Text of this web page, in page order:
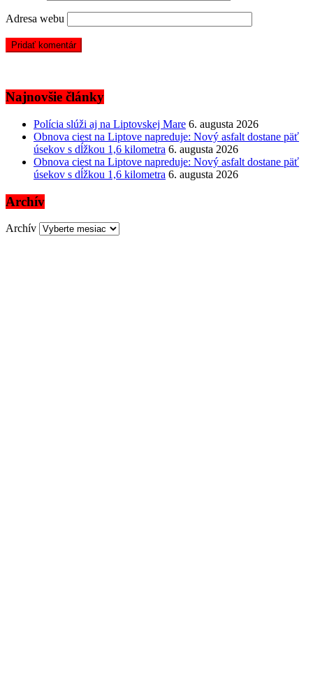
Adresa webu
Najnovšie články
Polícia slúži aj na Liptovskej Mare 6. augusta 2026
Obnova ciest na Liptove napreduje: Nový asfalt dostane päť
úsekov s dĺžkou 1,6 kilometra 6. augusta 2026
Obnova ciest na Liptove napreduje: Nový asfalt dostane päť
úsekov s dĺžkou 1,6 kilometra 6. augusta 2026
Archív
Archív